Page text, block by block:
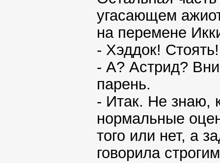
угасающем
на перемене
- Хэддок!
- А? Астрид?
парень.
- Итак. Не знаю,
нормальные
того или нет, а
говорила